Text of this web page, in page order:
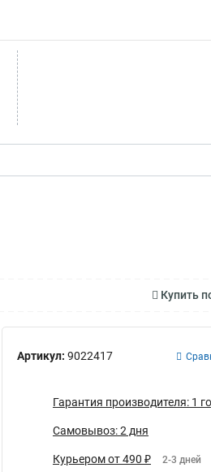
Купить
Артикул: 9022417
Гарантия производителя: 1
Самовывоз: 2 дня
Курьером от 490 ₽ 2-3 дней